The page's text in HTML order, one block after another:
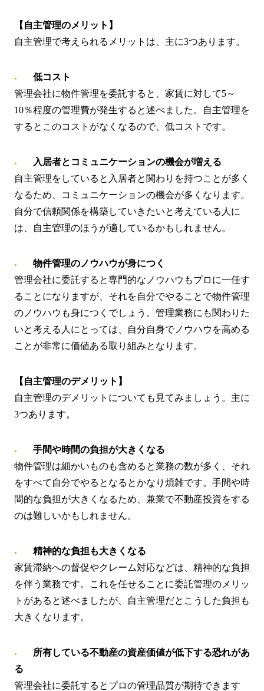
【自主管理のメリット】
自主管理で考えられるメリットは、主に3つあります。
低コスト
管理会社に物件管理を委託すると、家賃に対して5～
10％程度の管理費が発生すると述べました。自主管理を
するとこのコストがなくなるので、低コストです。
入居者とコミュニケーションの機会が増える
自主管理をしていると入居者と関わりを持つことが多く
なるため、コミュニケーションの機会が多くなります。
自分で信頼関係を構築していきたいと考えている人に
は、自主管理のほうが適しているかもしれません。
物件管理のノウハウが身につく
管理会社に委託すると専門的なノウハウもプロに一任す
ることになりますが、それを自分でやることで物件管理
のノウハウも身につくでしょう。管理業務にも関わりた
いと考える人にとっては、自分自身でノウハウを高める
ことが非常に価値ある取り組みとなります。
【自主管理のデメリット】
自主管理のデメリットについても見てみましょう。主に
3つあります。
手間や時間の負担が大きくなる
物件管理は細かいものも含めると業務の数が多く、それ
をすべて自分でやるとなるとかなり煩雑です。手間や時
間的な負担が大きくなるため、兼業で不動産投資をする
のは難しいかもしれません。
精神的な負担も大きくなる
家賃滞納への督促やクレーム対応などは、精神的な負担
を伴う業務です。これを任せることに委託管理のメリッ
トがあると述べましたが、自主管理だとこうした負担も
大きくなります。
所有している不動産の資産価値が低下する恐れがあ
る
管理会社に委託するとプロの管理品質が期待できます